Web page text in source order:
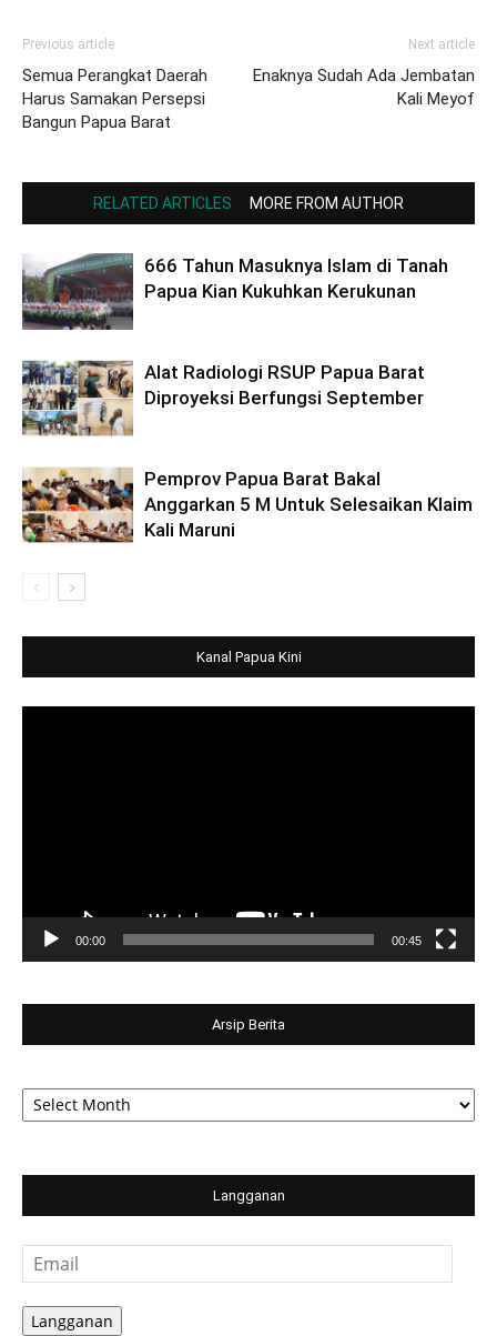
Previous article
Semua Perangkat Daerah
Harus Samakan Persepsi
Bangun Papua Barat
Next article
Enaknya Sudah Ada Jembatan
Kali Meyof
RELATED ARTICLES MORE FROM AUTHOR
666 Tahun Masuknya Islam di Tanah
Papua Kian Kukuhkan Kerukunan
Alat Radiologi RSUP Papua Barat
Diproyeksi Berfungsi September
Pemprov Papua Barat Bakal
Anggarkan 5 M Untuk Selesaikan Klaim
Kali Maruni
Kanal Papua Kini
00:00 00:45
Arsip Berita
Arsip
Berita
Langganan
Email
Langganan